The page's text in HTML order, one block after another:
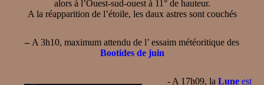
alors à l’Ouest-sud-ouest à 11° de hauteur.
A la réapparition de l’étoile, les daux astres sont couchés
– A 3h10, maximum attendu de l’ essaim météoritique des
Bootides de juin
- A 17h09, la Lune est